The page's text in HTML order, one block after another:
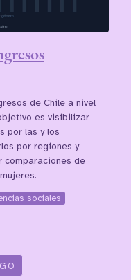
de Chile a nivel
es visibilizar
por las y los
por regiones y
comparaciones de
sociales